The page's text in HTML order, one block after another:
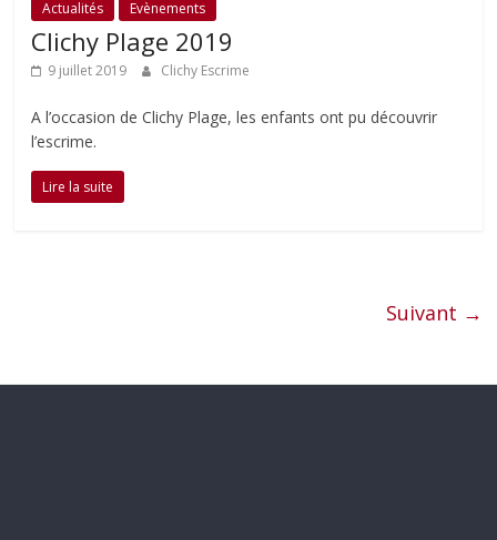
Actualités Evènements
Clichy Plage 2019
9 juillet 2019 Clichy Escrime
A l’occasion de Clichy Plage, les enfants ont pu découvrir
l’escrime.
Lire la suite
Suivant →